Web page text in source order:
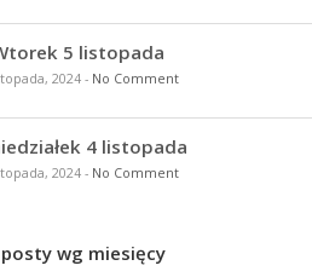
5 listopada
2024- No Comment
4 listopada
2024- No Comment
wg miesięcy